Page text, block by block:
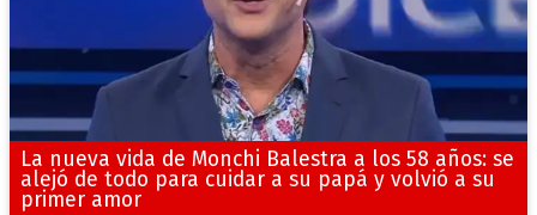
La nueva vida de Monchi Balestra a los 58 años: se
alejó de todo para cuidar a su papá y volvió a su
primer amor